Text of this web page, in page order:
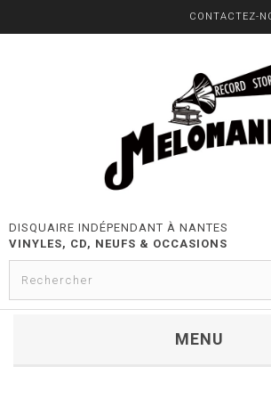
CONTACTEZ-
DISQUAIRE INDÉPENDANT À NANTES
VINYLES, CD, NEUFS & OCCASIONS
MENU